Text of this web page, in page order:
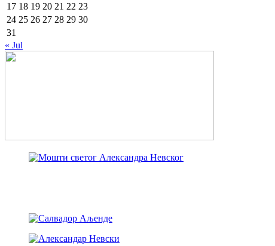
17 18 19 20 21 22 23
24 25 26 27 28 29 30
31
« Jul